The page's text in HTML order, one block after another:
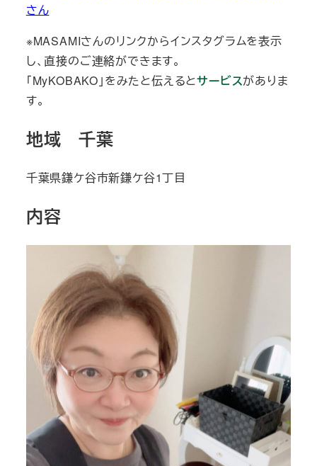
さん
※MASAMIさんのリンクからインスタグラムを表示
し、直接のご連絡ができます。
「MyKOBAKO」をみたと伝えるとサービスがありま
す。
地域 千葉
千葉県鎌ケ谷市新鎌ケ谷1丁目
内容